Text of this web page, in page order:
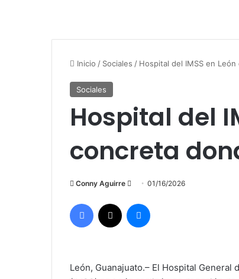
Inicio / Sociales / Hospital del IMSS en
Sociales
Hospital del
concreta
Conny Aguirre
Send
email
01/16/2026
Facebook
León, Guanajuato.– El Hospital